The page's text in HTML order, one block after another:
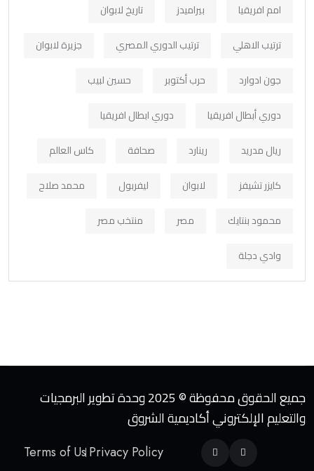
امم افريقيا
بيراميدز
تاريخ لابوان
ترتيب الاهلي
ترتيب الدوري المصري
جزيرة لابوان
جون ادوارد
حرب أكتوبر
حسين لبيب
دوري أبطال افريقيا
دوري ابطال افريقيا
ريال مدريد
رينارد صحافة
كاس العالم
كايزر تشيفز
لابوان ليفربول
محمد صلاح
محمود بنتايك
مصر
منتخب مصر
وادي دجلة
جميع الحقوق محفوظة © 2025 وحدة تطوير البرمجيات
والتعليم الإلكتروني أكاديمية الشروق
Terms of UsPrivacy Policy